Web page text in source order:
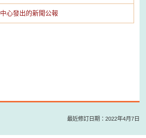
中心發出的新聞公報
最近修訂日期：2022年4月7日